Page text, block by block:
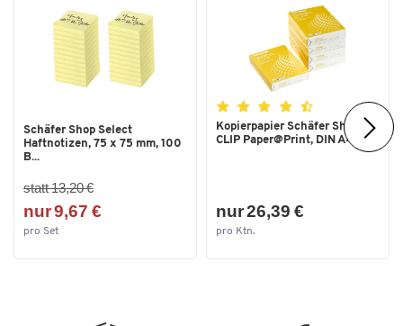
Schäfer Shop Select
Haftnotizen, 75 x 75 mm, 100
B...
statt 13,20 €
nur 9,67 €
pro Set
Kopierpapier Schäfer Shop
CLIP Paper@Print, DIN A4...
nur 26,39 €
pro Ktn.